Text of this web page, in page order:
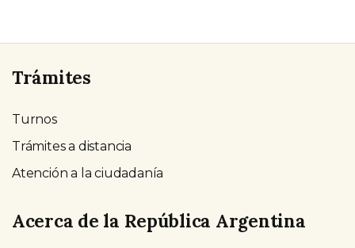
Trámites
Turnos
Trámites a distancia
Atención a la ciudadanía
Acerca de la República Argentina